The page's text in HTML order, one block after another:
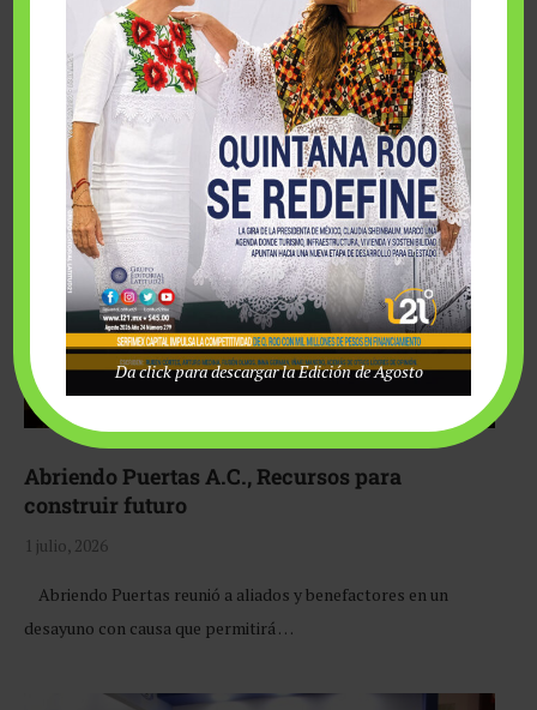
Fairmont Mayakoba y Make-A-Wish México unieron
esfuerzos para hacer realidad el deseo de una …
Abriendo Puertas A.C., Recursos para
construir futuro
1 julio, 2026
Abriendo Puertas reunió a aliados y benefactores en un
desayuno con causa que permitirá …
Da click para descargar la Edición de Agosto